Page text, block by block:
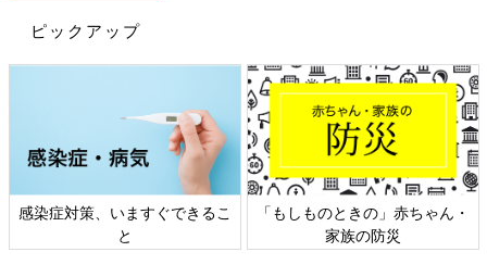
ピックアップ
感染症対策、いますぐできるこ
と
「もしものときの」赤ちゃん・
家族の防災